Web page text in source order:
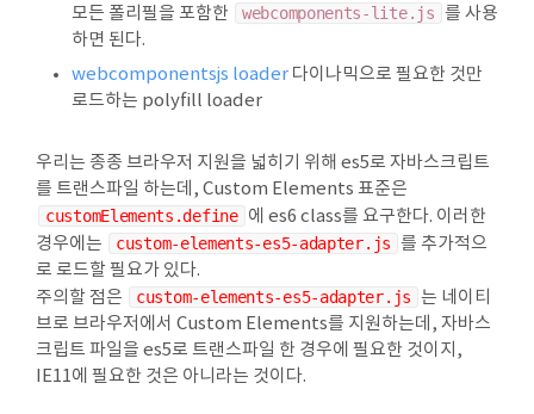
모든 폴리필을 포함한
webcomponents-lite.js 를 사용
하면 된다.
webcomponentsjs loader 다이나믹으로 필요한 것만
로드하는 polyfill loader
우리는 종종 브라우저 지원을 넓히기 위해 es5로 자바스크립트
를 트랜스파일 하는데, Custom Elements 표준은
customElements.define 에 es6 class를 요구한다. 이러한
경우에는
custom-elements-es5-adapter.js 를 추가적으
로 로드할 필요가 있다.
주의할 점은
custom-elements-es5-adapter.js 는 네이티
브로 브라우저에서 Custom Elements를 지원하는데, 자바스
크립트 파일을 es5로 트랜스파일 한 경우에 필요한 것이지,
IE11에 필요한 것은 아니라는 것이다.